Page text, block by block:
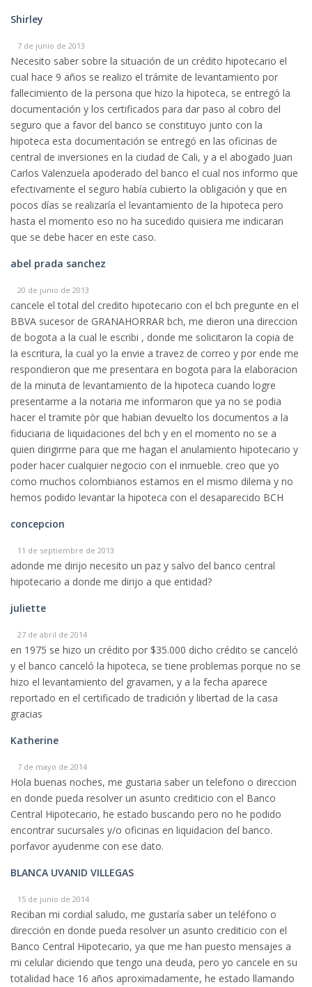
Shirley
7 de junio de 2013
Necesito saber sobre la situación de un crédito hipotecario el
cual hace 9 años se realizo el trámite de levantamiento por
fallecimiento de la persona que hizo la hipoteca, se entregó la
documentación y los certificados para dar paso al cobro del
seguro que a favor del banco se constituyo junto con la
hipoteca esta documentación se entregó en las oficinas de
central de inversiones en la ciudad de Cali, y a el abogado Juan
Carlos Valenzuela apoderado del banco el cual nos informo que
efectivamente el seguro había cubierto la obligación y que en
pocos días se realizaría el levantamiento de la hipoteca pero
hasta el momento eso no ha sucedido quisiera me indicaran
que se debe hacer en este caso.
abel prada sanchez
20 de junio de 2013
cancele el total del credito hipotecario con el bch pregunte en el
BBVA sucesor de GRANAHORRAR bch, me dieron una direccion
de bogota a la cual le escribi , donde me solicitaron la copia de
la escritura, la cual yo la envie a travez de correo y por ende me
respondieron que me presentara en bogota para la elaboracion
de la minuta de levantamiento de la hipoteca cuando logre
presentarme a la notaria me informaron que ya no se podia
hacer el tramite pòr que habian devuelto los documentos a la
fiduciaria de liquidaciones del bch y en el momento no se a
quien dirigirme para que me hagan el anulamiento hipotecario y
poder hacer cualquier negocio con el inmueble. creo que yo
como muchos colombianos estamos en el mismo dilema y no
hemos podido levantar la hipoteca con el desaparecido BCH
concepcion
11 de septiembre de 2013
adonde me dirijo necesito un paz y salvo del banco central
hipotecario a donde me dirijo a que entidad?
juliette
27 de abril de 2014
en 1975 se hizo un crédito por $35.000 dicho crédito se canceló
y el banco canceló la hipoteca, se tiene problemas porque no se
hizo el levantamiento del gravamen, y a la fecha aparece
reportado en el certificado de tradición y libertad de la casa
gracias
Katherine
7 de mayo de 2014
Hola buenas noches, me gustaria saber un telefono o direccion
en donde pueda resolver un asunto crediticio con el Banco
Central Hipotecario, he estado buscando pero no he podido
encontrar sucursales y/o oficinas en liquidacion del banco.
porfavor ayudenme con ese dato.
BLANCA UVANID VILLEGAS
15 de junio de 2014
Reciban mi cordial saludo, me gustaría saber un teléfono o
dirección en donde pueda resolver un asunto crediticio con el
Banco Central Hipotecario, ya que me han puesto mensajes a
mi celular diciendo que tengo una deuda, pero yo cancele en su
totalidad hace 16 años aproximadamente, he estado llamando